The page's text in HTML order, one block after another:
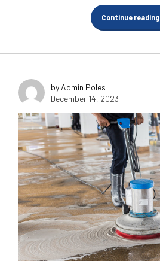
Continue reading
by Admin Poles
December 14, 2023